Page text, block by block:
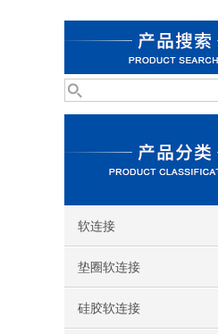
软连接
垫圈软连接
硅胶软连接